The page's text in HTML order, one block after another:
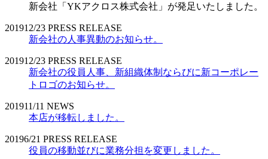
新会社「YKアクロス株式会社」が発足いたしました。
201912/23 PRESS RELEASE
新会社の人事異動のお知らせ。
201912/23 PRESS RELEASE
新会社の役員人事、新組織体制ならびに新コーポレー
トロゴのお知らせ。
201911/11 NEWS
本店が移転しました。
20196/21 PRESS RELEASE
役員の移動並びに業務分担を変更しました。